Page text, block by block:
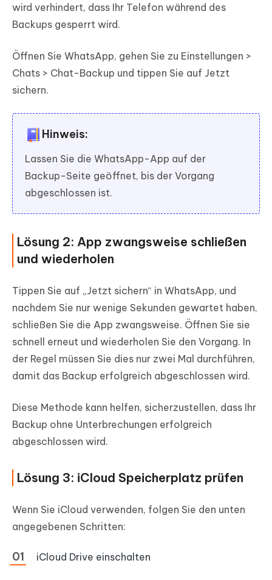
wird verhindert, dass Ihr Telefon während des
Backups gesperrt wird.
Öffnen Sie WhatsApp, gehen Sie zu Einstellungen >
Chats > Chat-Backup und tippen Sie auf Jetzt
sichern.
Hinweis:
Lassen Sie die WhatsApp-App auf der
Backup-Seite geöffnet, bis der Vorgang
abgeschlossen ist.
Lösung 2: App zwangsweise schließen
und wiederholen
Tippen Sie auf „Jetzt sichern“ in WhatsApp, und
nachdem Sie nur wenige Sekunden gewartet haben,
schließen Sie die App zwangsweise. Öffnen Sie sie
schnell erneut und wiederholen Sie den Vorgang. In
der Regel müssen Sie dies nur zwei Mal durchführen,
damit das Backup erfolgreich abgeschlossen wird.
Diese Methode kann helfen, sicherzustellen, dass Ihr
Backup ohne Unterbrechungen erfolgreich
abgeschlossen wird.
Lösung 3: iCloud Speicherplatz prüfen
Wenn Sie iCloud verwenden, folgen Sie den unten
angegebenen Schritten:
iCloud Drive einschalten